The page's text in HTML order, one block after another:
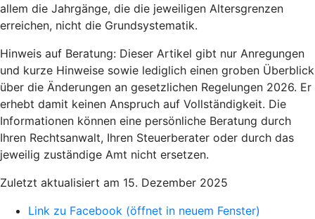
allem die Jahrgänge, die die jeweiligen Altersgrenzen
erreichen, nicht die Grundsystematik.
Hinweis auf Beratung: Dieser Artikel gibt nur Anregungen
und kurze Hinweise sowie lediglich einen groben Überblick
über die Änderungen an gesetzlichen Regelungen 2026. Er
erhebt damit keinen Anspruch auf Vollständigkeit. Die
Informationen können eine persönliche Beratung durch
Ihren Rechtsanwalt, Ihren Steuerberater oder durch das
jeweilig zuständige Amt nicht ersetzen.
Zuletzt aktualisiert am 15. Dezember 2025
Link zu Facebook (öffnet in neuem Fenster)